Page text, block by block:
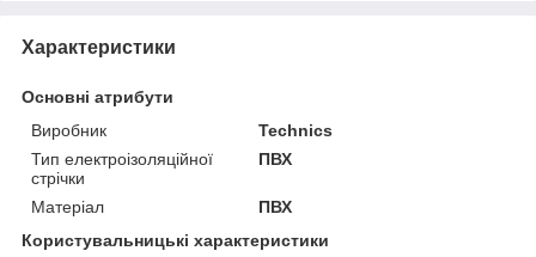
Характеристики
Основні атрибути
Виробник
Technics
Тип електроізоляційної
стрічки
ПВХ
Матеріал
ПВХ
Користувальницькі характеристики